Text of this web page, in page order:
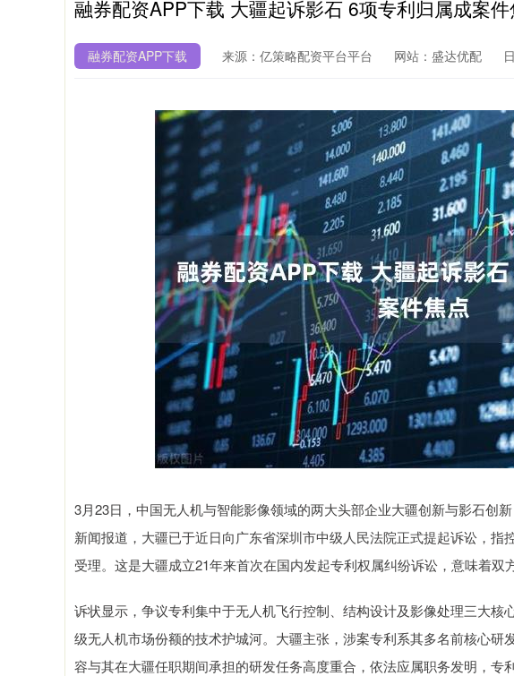
融券配资APP下载 大疆起诉影石 6项专利归属成案件
融券配资APP下载 来源：亿策略配资平台平台 网站：盛达优配
3月23日，中国无人机与智能影像领域的两大头部企业大疆创新与影石创
新闻报道，大疆已于近日向广东省深圳市中级人民法院正式提起诉讼，指
受理。这是大疆成立21年来首次在国内发起专利权属纠纷诉讼，意味着双
诉状显示，争议专利集中于无人机飞行控制、结构设计及影像处理三大核
级无人机市场份额的技术护城河。大疆主张，涉案专利系其多名前核心研
容与其在大疆任职期间承担的研发任务高度重合，依法应属职务发明，专
上证指数 3877.21 -1.22 -0.03% 深